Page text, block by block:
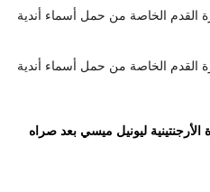
القدم الخاصة من حمل أسماء أندية
القدم الخاصة من حمل أسماء أندية
الأرجنتينية ليونيل ميسي بعد صراه